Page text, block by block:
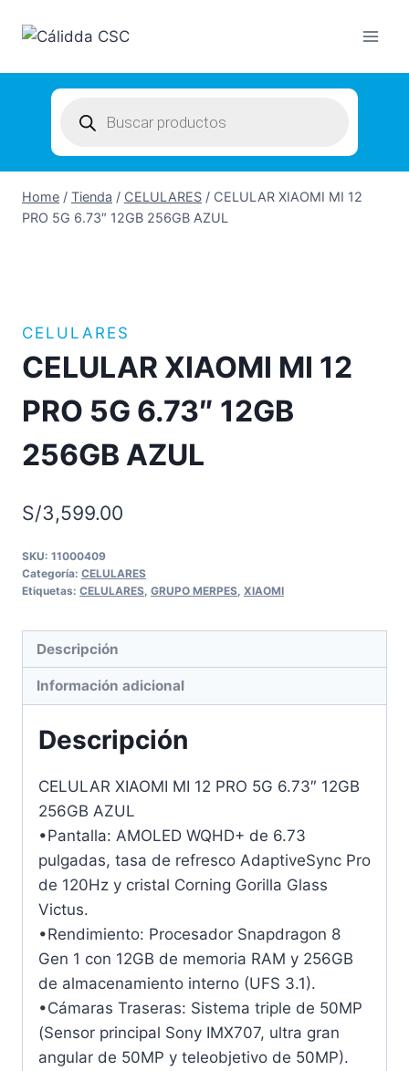
search
Home / Tienda / CELULARES / CELULAR XIAOMI MI 12
PRO 5G 6.73″ 12GB 256GB AZUL
CELULARES
CELULAR XIAOMI MI 12
PRO 5G 6.73″ 12GB
256GB AZUL
S/3,599.00
SKU: 11000409
Categoría: CELULARES
Etiquetas: CELULARES GRUPO MERPES XIAOMI
Descripción
Información adicional
Descripción
CELULAR XIAOMI MI 12 PRO 5G 6.73″ 12GB
256GB AZUL
•Pantalla: AMOLED WQHD+ de 6.73
pulgadas, tasa de refresco AdaptiveSync Pro
de 120Hz y cristal Corning Gorilla Glass
Victus.
•Rendimiento: Procesador Snapdragon 8
Gen 1 con 12GB de memoria RAM y 256GB
de almacenamiento interno (UFS 3.1).
•Cámaras Traseras: Sistema triple de 50MP
(Sensor principal Sony IMX707, ultra gran
angular de 50MP y teleobjetivo de 50MP).